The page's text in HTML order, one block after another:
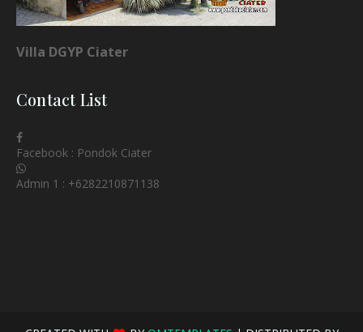
Villa DGYP Ciater
Contact List
Facebook : Pondok Ciater
Admin 1 : +6282210871138